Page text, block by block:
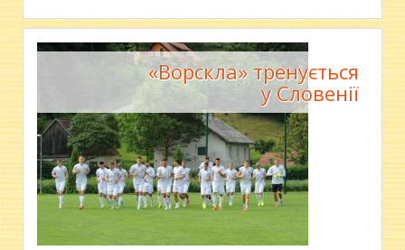
«Ворскла» тренується
у Словенії